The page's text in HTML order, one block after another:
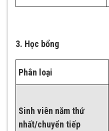
3. Học bổng
Phân loại
Sinh viên năm thứ
nhất/chuyển tiếp